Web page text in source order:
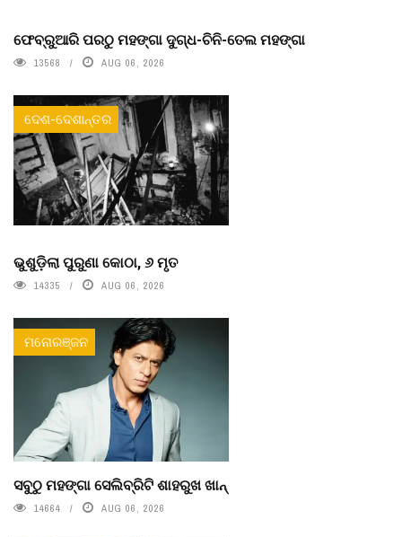
ଫେବ୍ରୁଆରି ପରଠୁ ମହଙ୍ଗା ଦୁଗ୍ଧ-ଚିନି-ତେଲ ମହଙ୍ଗା
13568 AUG 06, 2026
ଦେଶ-ଦେଶାନ୍ତର
ଭୁଶୁଡ଼ିଲା ପୁରୁଣା କୋଠା, ୬ ମୃତ
14335 AUG 06, 2026
ମନୋରଞ୍ଜନ
ସବୁଠୁ ମହଙ୍ଗା ସେଲିବ୍ରିଟି ଶାହରୁଖ ଖାନ୍
14664 AUG 06, 2026